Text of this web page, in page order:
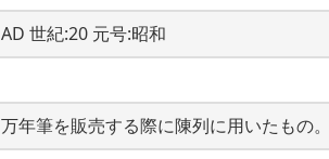
AD 世紀:20 元号:昭和
万年筆を販売する際に陳列に用いたもの